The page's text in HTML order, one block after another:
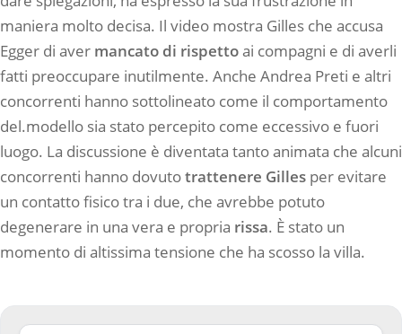
maniera molto decisa. Il video mostra Gilles che accusa
Egger di aver mancato di rispettoai compagni e di averli
fatti preoccupare inutilmente. Anche Andrea Preti e altri
concorrenti hanno sottolineato come il comportamento
del.modello sia stato percepito come eccessivo e fuori
luogo. La discussione è diventata tanto animata che alcuni
concorrenti hanno dovutotrattenere Gilles per evitare
un contatto fisico tra i due, che avrebbe potuto
degenerare in una vera e propria rissa. È stato un
momento di altissima tensione che ha scosso la villa.